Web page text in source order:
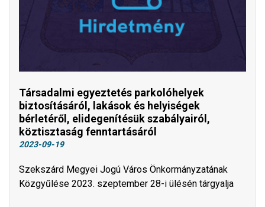
Társadalmi egyeztetés parkolóhelyek
biztosításáról, lakások és helyiségek
bérletéről, elidegenítésük szabályairól,
köztisztaság fenntartásáról
2023-09-19
Szekszárd Megyei Jogú Város Önkormányzatának
Közgyűlése 2023. szeptember 28-i ülésén tárgyalja